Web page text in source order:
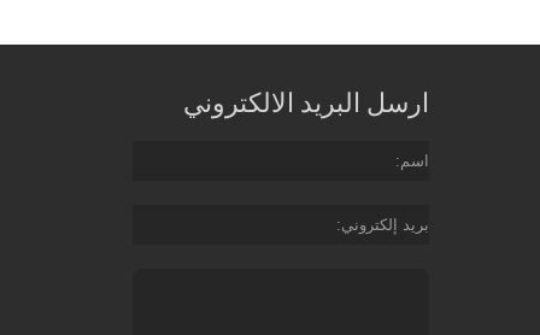
ارسل البريد الالكتروني
اسم
بريد إلكتروني